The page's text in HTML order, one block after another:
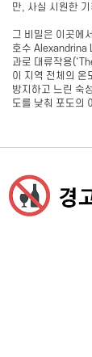
만, 사실 시원한
그 비밀은 이곳에
호수 Alexandrina
과로 대류작용
이 지역 전체의 온
방지하고 느린 숙
도를 낮춰 포도의